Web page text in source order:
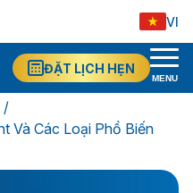
VI
ĐẶT LỊCH HẸN
MENU
Và Các Loại Phổ Biến